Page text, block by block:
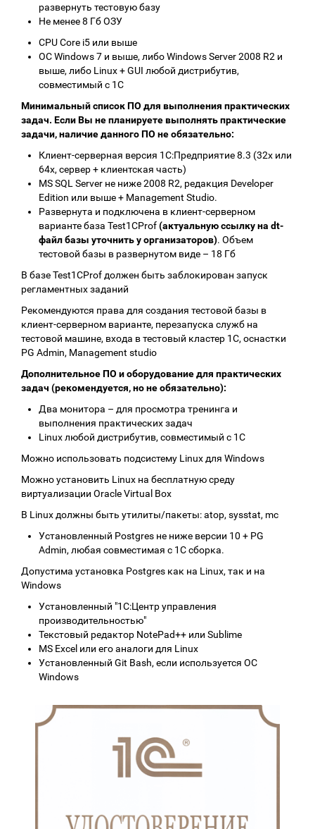
развернуть тестовую базу
Не менее 8 Гб ОЗУ
CPU Core i5 или выше
ОС Windows 7 и выше, либо Windows Server 2008 R2 и
выше, либо Linux + GUI любой дистрибутив,
совместимый с 1С
Минимальный список ПО для выполнения практических
задач. Если Вы не планируете выполнять практические
задачи, наличие данного ПО не обязательно:
Клиент-серверная версия 1С:Предприятие 8.3 (32х или
64х, сервер + клиентская часть)
MS SQL Server не ниже 2008 R2, редакция Developer
Edition или выше + Management Studio.
Развернута и подключена в клиент-серверном
варианте база Test1CProf(актуальную ссылку на dt-
файл базы уточнить у организаторов). Объем
тестовой базы в развернутом виде – 18 Гб
В базе Test1CProf должен быть заблокирован запуск
регламентных заданий
Рекомендуются права для создания тестовой базы в
клиент-серверном варианте, перезапуска служб на
тестовой машине, входа в тестовый кластер 1С, оснастки
PG Admin, Management studio
Дополнительное ПО и оборудование для практических
задач (рекомендуется, но не обязательно):
Два монитора – для просмотра тренинга и
выполнения практических задач
Linux любой дистрибутив, совместимый с 1С
Можно использовать подсистему Linux для Windows
Можно установить Linux на бесплатную среду
виртуализации Oracle Virtual Box
В Linux должны быть утилиты/пакеты: atop, sysstat, mc
Установленный Postgres не ниже версии 10 + PG
Admin, любая совместимая с 1С сборка.
Допустима установка Postgres как на Linux, так и на
Windows
Установленный "1С:Центр управления
производительностью"
Текстовый редактор NotePad++ или Sublime
MS Excel или его аналоги для Linux
Установленный Git Bash, если используется ОС
Windows